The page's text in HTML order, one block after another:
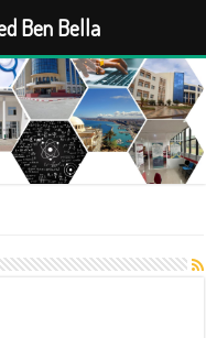
Ben Bella